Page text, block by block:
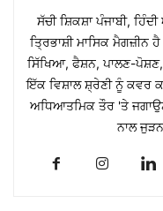
ਸੱਚੀ ਸ਼ਿਕਸ਼ਾ ਪੰਜਾਬੀ,
ਤ੍ਰਿਭਾਸ਼ੀ ਮਾਸਿਕ
ਸਿੱਖਿਆ, ਫੈਸ਼ਨ, ਪਾਲਣ-
ਇੱਕ ਵਿਸ਼ਾਲ ਸ਼੍ਰੇਣੀ ਨੂੰ ਕਵਰ
ਅਧਿਆਤਮਿਕ ਤੌਰ 'ਤੇ
ਨਾਲ